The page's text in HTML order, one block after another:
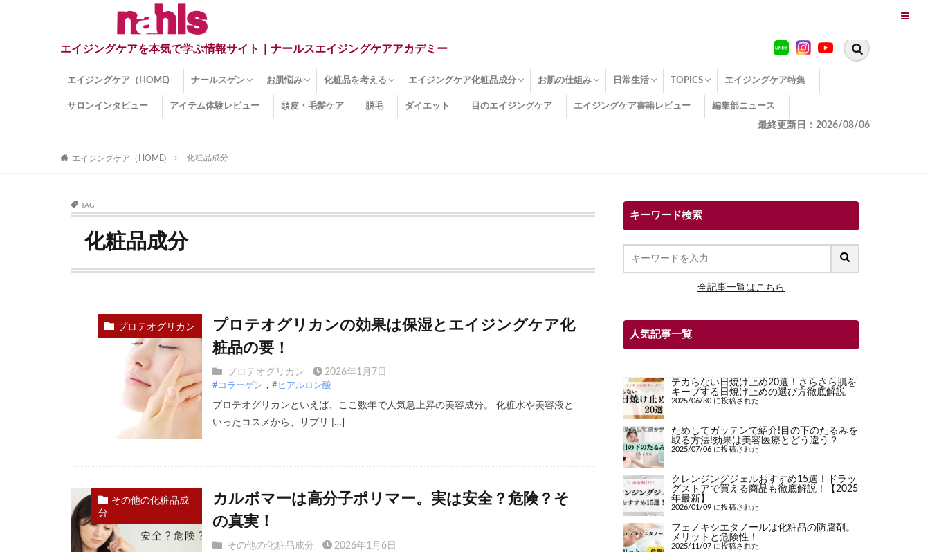
エイジングケアを本気で学ぶ情報サイト｜ナールスエイジングケアアカデミー
エイジングケア（HOME) ナールスゲン
ナールスゲンとは？
ナールスゲン関連成分
お肌悩み
インナードライ肌
くすみ
目の下のクマ
しみ
しわ
顔・頭皮のたるみ
ほうれい線
毛穴
手荒れ
乾燥肌
敏感肌
紫外線ダメージ
薄毛
その他のお肌悩み
化粧品を考える
エイジングケア化粧品
化粧水
美容液
保湿クリーム
酵素洗顔
ハンドクリーム
フェイスマスク
ほうれい線化粧品
コラーゲン化粧品
メイク化粧品
洗顔・クレンジング
オールインワン化粧品
その他の化粧品
エイジングケア化粧品成分
エイジングケア化粧品(成分)
セラミド
ネオダーミル
プロテオグリカン
ビタミンC誘導体
コラーゲン
その他の化粧品成分
お肌の仕組み
エイジング
ターンオーバー
皮下組織
表皮
真皮
表皮常在菌
女性ホルモン
その他
日常生活
糖化
便秘
TOPICS
エイジングケア TOPICS
コラーゲンサプリの効果
エイジングケアクイズ
季節別のエイジングケア
幸福とエイジングケア
温活でアンチエイジング
イオン導入
エイジングケア3つのポイント
エイジングケアセミナー
エイジングケアトピックス
動画でみるエイジングケア
エイジングケア特集
サロンインタビュー アイテム体験レビュー 頭皮・毛髪ケア 脱毛 ダイエット 目のエイジングケア エイジングケア書籍レビュー 編集部ニュース
最終更新日：2026/08/06
エイジングケア（HOME) 化粧品成分
TAG
化粧品成分
プロテオグリカン
プロテオグリカンの効果は保湿とエイジングケア化
粧品の要！
プロテオグリカン 2026年1月7日
#コラーゲン #ヒアルロン酸
プロテオグリカンといえば、ここ数年で人気急上昇の美容成分。 化粧水や美容液と
いったコスメから、サプリ […]
その他の化粧品成
分
カルボマーは高分子ポリマー。実は安全？危険？そ
の真実！
その他の化粧品成分 2026年1月6日
キーワード検索
全記事一覧はこちら
人気記事一覧
テカらない日焼け止め20選！さらさら肌を
キープする日焼け止めの選び方徹底解説
2025/06/30 に投稿された
ためしてガッテンで紹介!目の下のたるみを
取る方法!効果は美容医療とどう違う？
2025/07/06 に投稿された
クレンジングジェルおすすめ15選！ドラッ
グストアで買える商品も徹底解説！【2025
年最新】
2026/01/09 に投稿された
フェノキシエタノールは化粧品の防腐剤。
メリットと危険性！
2025/11/07 に投稿された